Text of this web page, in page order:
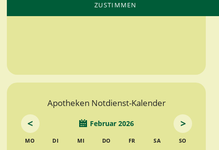
ZUSTIMMEN
Apotheken Notdienst-Kalender
< Februar 2026 >
MO DI MI DO FR SA SO